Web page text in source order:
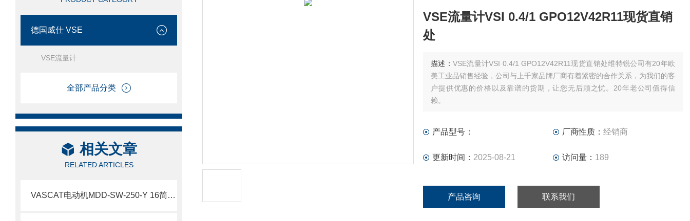
德国威仕 VSE
VSE流量计
全部产品分类
相关文章
RELATED ARTICLES
VASCAT电动机MDD-SW-250-Y 16简要介绍
VSE流量计VSI 0.4/1 GPO12V42R11现货直销
处
描述： VSE流量计VSI 0.4/1 GPO12V42R11现货直销处维特锐公司有20年欧
美工业品销售经验，公司与上千家品牌厂商有着紧密的合作关系，为我们的客
户提供优惠的价格以及靠谱的货期，让您无后顾之忧。20年老公司值得信
赖。
产品型号： 厂商性质： 经销商
更新时间： 2025-08-21 访问量： 189
产品咨询 联系我们